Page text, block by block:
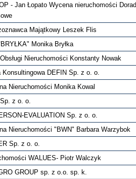
- Jan Łopato Wycena nieruchomości
Majątkowy Leszek Flis
Monika Bryłka
Nieruchomości Konstanty Nowak
Konsultingowa DEFIN Sp. z o. o.
Nieruchomości Monika Kowal
z o. o.
EVALUATION Sp. z o. o.
Nieruchomości "BWN" Barbara Warzybok
Sp. z o. o.
WALUES- Piotr Walczyk
GROUP sp. z o.o. sp. k.